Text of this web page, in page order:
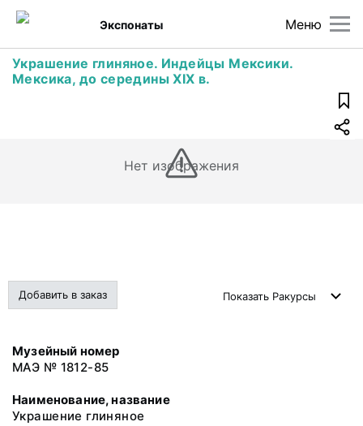
Меню
Экспонаты
Украшение глиняное. Индейцы Мексики.
Мексика, до середины XIX в.
Нет изображения
Добавить в заказ Показать Ракурсы
Музейный номер
МАЭ № 1812-85
Наименование, название
Украшение глиняное